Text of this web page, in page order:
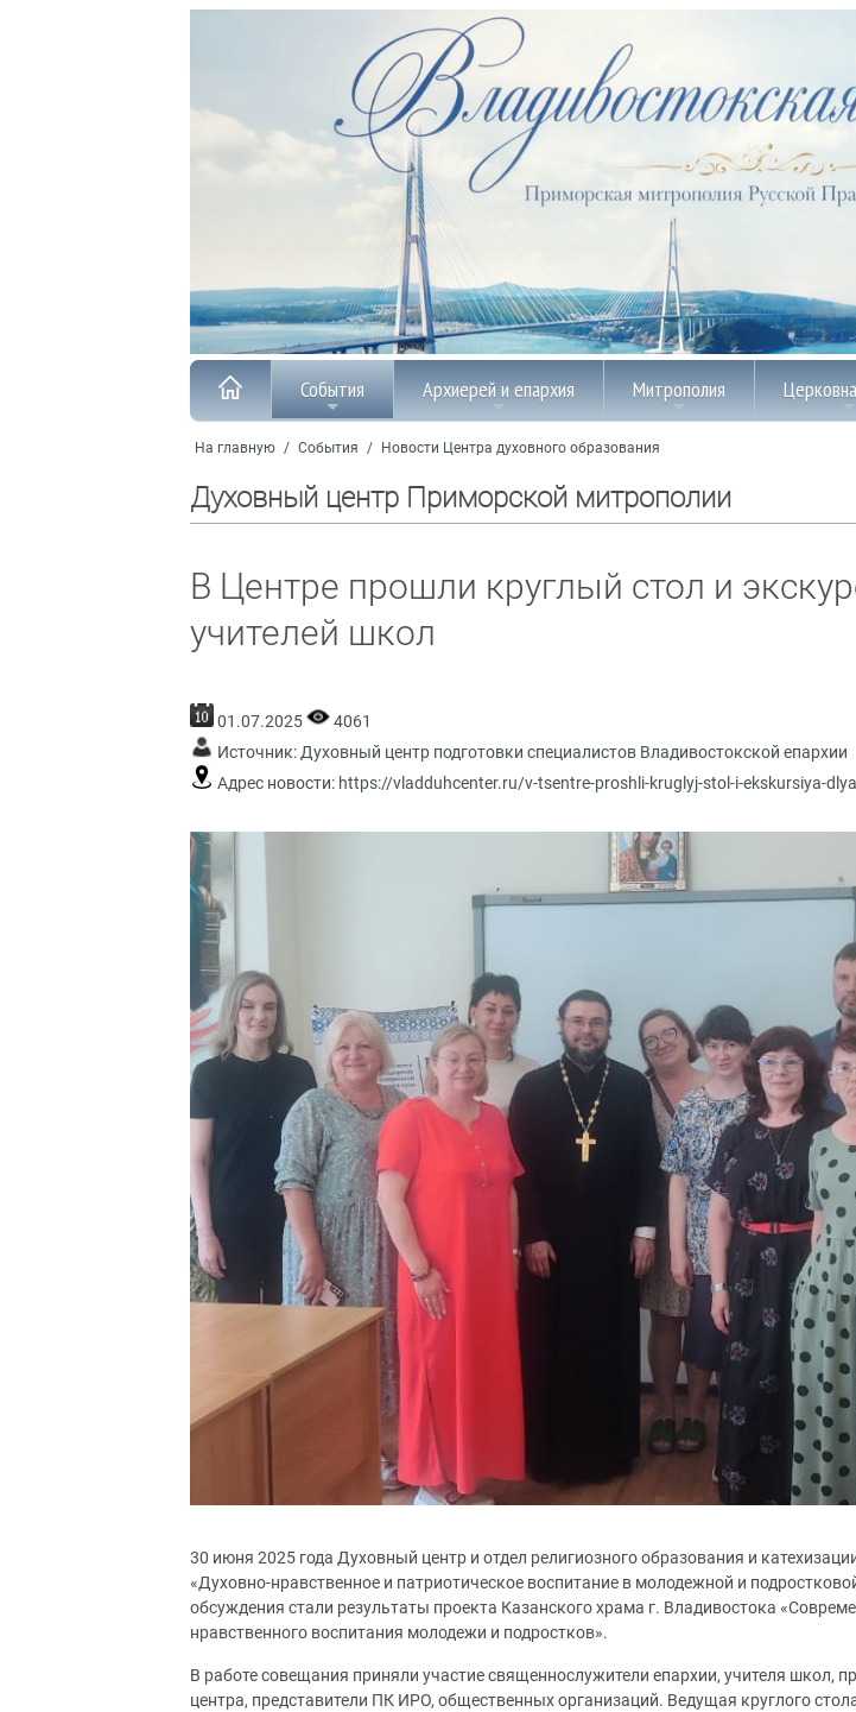
События Архиерей и епархия Митрополия
На главную / События / Новости Центра духовного образования
Духовный центр Приморской митрополии
В Центре прошли круглый стол и
учителей школ
01.07.2025
4061
Источник:Духовный центр подготовки специалистов Владивостокской епархии
Адрес новости: https://vladduhcenter.ru/v-tsentre-proshli-kruglyj-stol-i-ekskursiya-
30 июня 2025 года Духовный центр и отдел религиозного образования и
«Духовно-нравственное и патриотическое воспитание в молодежной и
обсуждения стали результаты проекта Казанского храма г. Владивостока
нравственного воспитания молодежи и подростков».
В работе совещания приняли участие священнослужители епархии, учителя школ,
центра, представители ПК ИРО, общественных организаций. Ведущая круглого